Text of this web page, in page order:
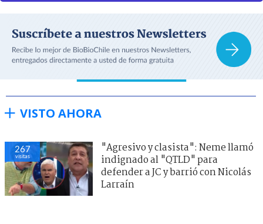
VISTO AHORA
267
visitas
"Agresivo y clasista": Neme llamó
indignado al "QTLD" para
defender a JC y barrió con Nicolás
Larraín